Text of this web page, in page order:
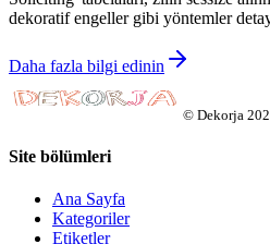
dekoratif engeller gibi yöntemler
Daha fazla bilgi edinin
© Dekorja
Site bölümleri
Ana Sayfa
Kategoriler
Etiketler